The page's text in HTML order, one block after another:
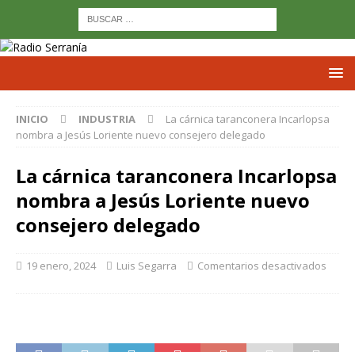
INICIO INDUSTRIA
La cárnica taranconera Incarlopsa
nombra a Jesús Loriente nuevo consejero delegado
La cárnica taranconera Incarlopsa
nombra a Jesús Loriente nuevo
consejero delegado
19 enero, 2024 Luis Segarra Comentarios desactivados